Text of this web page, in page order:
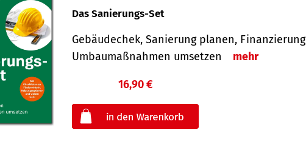
Das Sanierungs-Set
Gebäudechek, Sanierung planen,
Umbaumaßnahmen umsetzen
mehr
16,90 €